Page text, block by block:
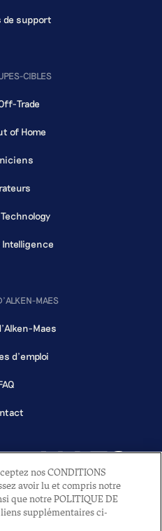
support
CIBLES
Trade
of Home
MAES
Maes
d'emploi
- Alken-Maes NV
nos CONDITIONS
avoir lu et compris notre
que notre POLITIQUE DE
supplémentaires ci-